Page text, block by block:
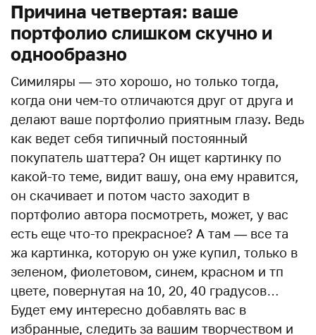
Причина четвертая: ваше
портфолио слишком скучно и
однообразно
Симиляры — это хорошо, но только тогда,
когда они чем-то отличаются друг от друга и
делают ваше портфолио приятным глазу. Ведь
как ведет себя типичный постоянный
покупатель шаттера? Он ищет картинку по
какой-то теме, видит вашу, она ему нравится,
он скачивает и потом часто заходит в
портфолио автора посмотреть, может, у вас
есть еще что-то прекрасное? А там — все та
жа картинка, которую он уже купил, только в
зеленом, фиолетовом, синем, красном и тп
цвете, повернутая на 10, 20, 40 градусов…
Будет ему интересно добавлять вас в
избранные, следить за вашим творчеством и